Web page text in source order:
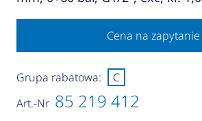
Cena na zapytanie
Art.-Nr 85 219 412
Grupa rabatowa: C